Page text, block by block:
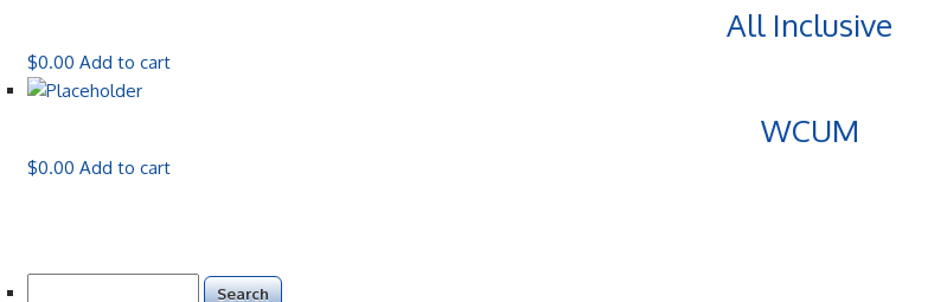
All Inclusive
$0.00 Add to cart
WCUM
$0.00 Add to cart